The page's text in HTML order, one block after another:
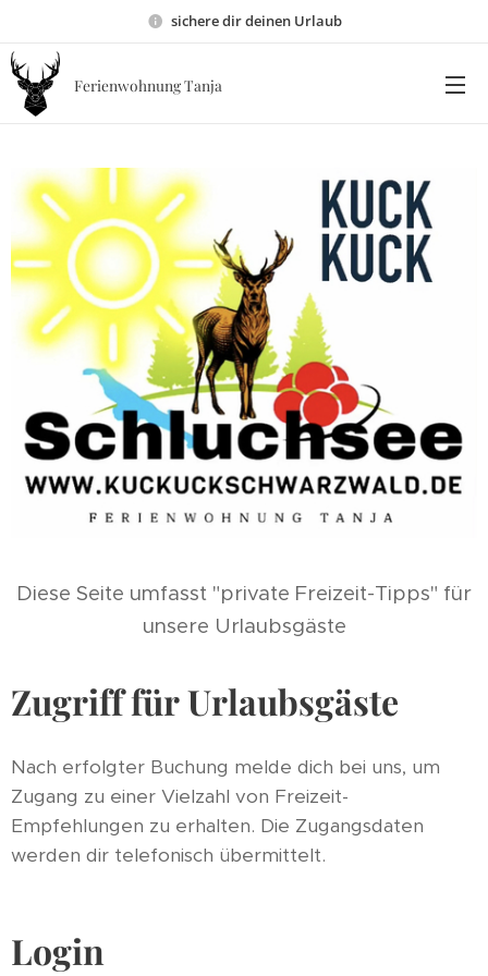
sichere dir deinen Urlaub
Ferienwohnung Tanja
Diese Seite umfasst "private Freizeit-Tipps" für
unsere Urlaubsgäste
Zugriff für Urlaubsgäste
Nach erfolgter Buchung melde dich bei uns, um
Zugang zu einer Vielzahl von Freizeit-
Empfehlungen zu erhalten. Die Zugangsdaten
werden dir telefonisch übermittelt.
Login